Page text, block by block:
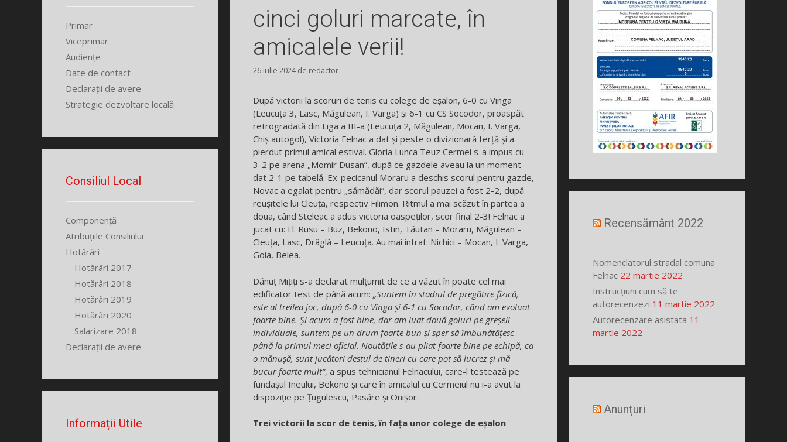
cinci goluri marcate, în
amicalele verii!
26 iulie 2024 de redactor
După victorii la scoruri de tenis cu colege de eșalon, 6-0 cu Vinga
(Leucuța 3, Lasc, Măgulean, I. Varga) și 6-1 cu CS Socodor, proaspăt
retrogradată din Liga a III-a (Leucuța 2, Măgulean, Mocan, I. Varga,
Chiș autogol), Victoria Felnac a dat și peste o divizionară terță și a
pierdut primul amical estival. Gloria Lunca Teuz Cermei s-a impus cu
3-2 pe arena „Momir Dusan”, după ce gazdele aveau la un moment
dat 2-1 pe tabelă. Ex-pecicanul Moraru a deschis scorul pentru gazde,
Novac a egalat pentru „sămădăi”, dar scorul pauzei a fost 2-2, după
reușitele lui Cleuța, respectiv Filimon. Ritmul a mai scăzut în partea a
doua, când Steleac a adus victoria oaspeților, scor final 2-3! Felnac a
jucat cu: Fl. Rusu – Buz, Bekono, Istin, Tăutan – Moraru, Măgulean –
Cleuța, Lasc, Drâglă – Leucuța. Au mai intrat: Nichici – Mocan, I. Varga,
Goia, Belea.
Dănuț Mițiți s-a declarat mulțumit de ce a văzut în poate cel mai
edificator test de până acum: „Suntem în stadiul de pregătire fizică,
este al treilea joc, după 6-0 cu Vinga și 6-1 cu Socodor, când am evoluat
foarte bine. Și acum a fost bine, dar am luat două goluri pe greșeli
individuale, suntem pe un drum foarte bun și sper să îmbunătățesc
până la primul meci oficial. Noutățile s-au pliat foarte bine pe echipă, ca
o mănușă, sunt jucători destul de tineri cu care pot să lucrez și mă
bucur foarte mult”, a spus tehnicianul Felnacului, care-l testează pe
fundașul Ineului, Bekono și care în amicalul cu Cermeiul nu i-a avut la
dispoziție pe Țugulescu, Pasăre și Onișor.
Trei victorii la scor de tenis, în fața unor colege de eșalon
Primar
Viceprimar
Audiențe
Date de contact
Declarații de avere
Strategie dezvoltare locală
Consiliul Local
Componență
Atribuțiile Consiliului
Hotărâri
Hotărâri 2017
Hotărâri 2018
Hotărâri 2019
Hotărâri 2020
Salarizare 2018
Declarații de avere
Informații Utile
Recensământ 2022
Nomenclatorul stradal comuna
Felnac 22 martie 2022
Instrucțiuni cum să te
autorecenzezi 11 martie 2022
Autorecenzare asistata 11
martie 2022
Anunțuri